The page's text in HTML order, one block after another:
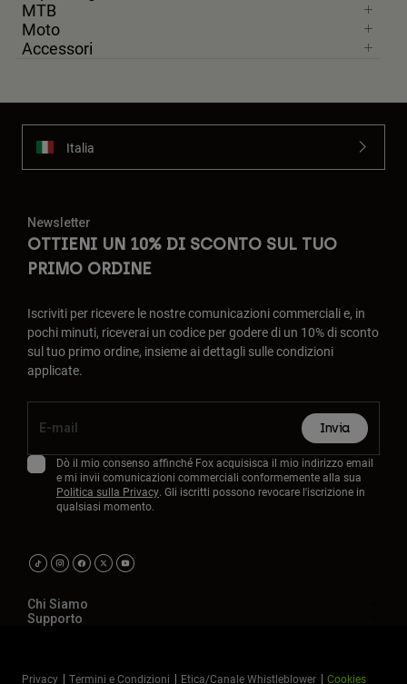
MTB
Moto
Accessori
Italia
Newsletter
OTTIENI UN 10% DI SCONTO SUL TUO
PRIMO ORDINE
Iscriviti per ricevere le nostre comunicazioni commerciali e, in
pochi minuti, riceverai un codice per godere di un 10% di sconto
sul tuo primo ordine, insieme ai dettagli sulle condizioni
applicate.
Invia
Dò il mio consenso affinché Fox acquisisca il mio indirizzo email
e mi invii comunicazioni commerciali conformemente alla sua
Politica sulla Privacy. Gli iscritti possono revocare l'iscrizione in
qualsiasi momento.
Chi Siamo
Supporto
Privacy Termini e Condizioni Etica/Canale Whistleblower Cookies